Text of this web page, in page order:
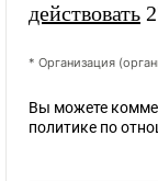
действовать
* Организация
Вы можете
политике по